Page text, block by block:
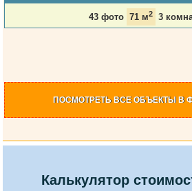
43 фото 71 м2 3
ПОСМОТРЕТЬ ВСЕ ОБЪЕКТЫ В
Калькулятор